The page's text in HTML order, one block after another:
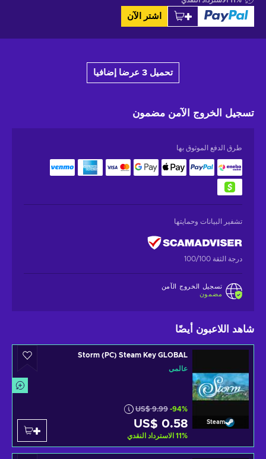
اشتر الآن
تحميل 3 عرضا إضافيا
تسجيل الخروج الآمن مضمون
طرق الدفع الموثوق بها
تشفير البيانات وحمايتها
درجة الثقة 100/100
تسجيل الخروج الآمن
مضمون
شاهد اللاعبون أيضًا
Steam
Storm (PC) Steam Key GLOBAL
عالمي
US$ 9.99 -94%
US$ 0.58
11% الاسترداد النقدي